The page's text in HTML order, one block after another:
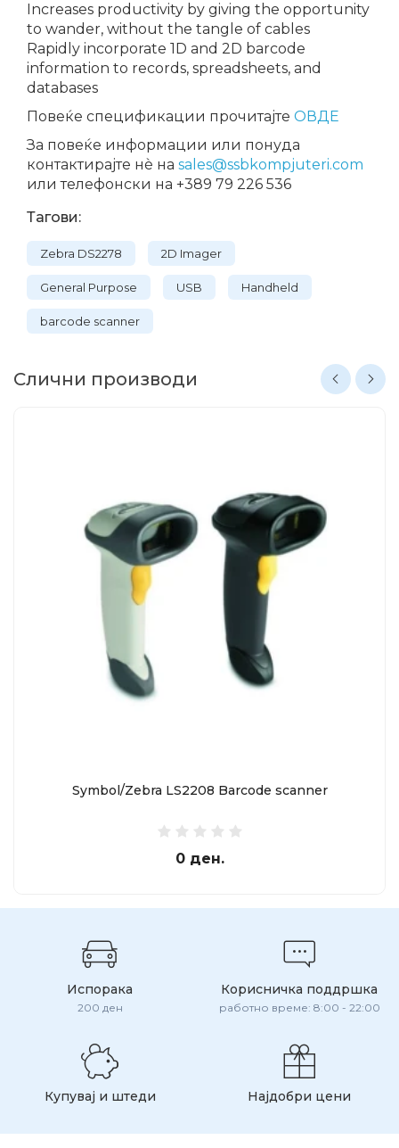
Increases productivity by giving the opportunity
to wander, without the tangle of cables
Rapidly incorporate 1D and 2D barcode
information to records, spreadsheets, and
databases
Повеќе спецификации прочитајте ОВДЕ
За повеќе информации или понуда
контактирајте нѐ на sales@ssbkompjuteri.com
или телефонски на +389 79 226 536
Тагови:
Zebra DS2278 2D Imager
General Purpose USB Handheld
barcode scanner
Слични производи
Symbol/Zebra LS2208 Barcode scanner
0 ден.
Испорака
200 ден
Корисничка поддршка
работно време: 8:00 - 22:00
Купувај и штеди Најдобри цени